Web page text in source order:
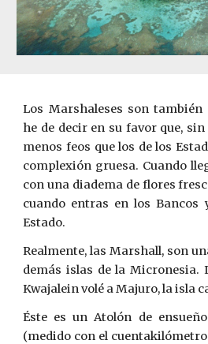
Los Marshaleses son también
he de decir en su favor que,
menos feos que los de los
complexión gruesa. Cuando
con una diadema de flores
cuando entras en los Bancos
Estado.
Realmente, las Marshall, son
demás islas de la Micronesia.
Kwajalein volé a Majuro, la isla
Éste es un Atolón de
(medido con el